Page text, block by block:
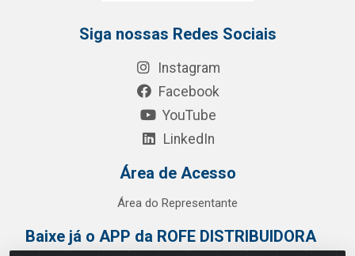
Siga nossas Redes Sociais
Instagram
Facebook
YouTube
LinkedIn
Área de Acesso
Área do Representante
Baixe já o APP da ROFE DISTRIBUIDORA